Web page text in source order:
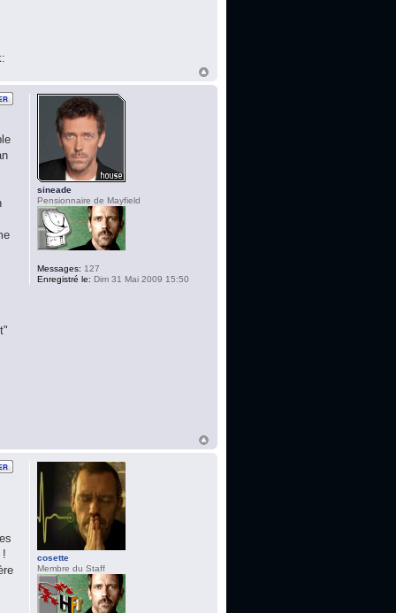
sineade
Pensionnaire de Mayfield
Messages: 127
Enregistré le: Dim 31 Mai 2009 15:50
!
cosette
Membre du Staff